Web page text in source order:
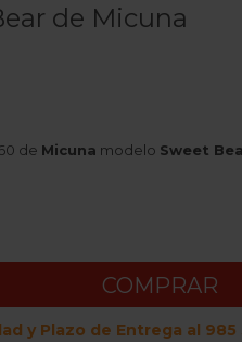
de Micuna
de Micuna modelo Sweet
COMPRAR
y Plazo de Entrega al